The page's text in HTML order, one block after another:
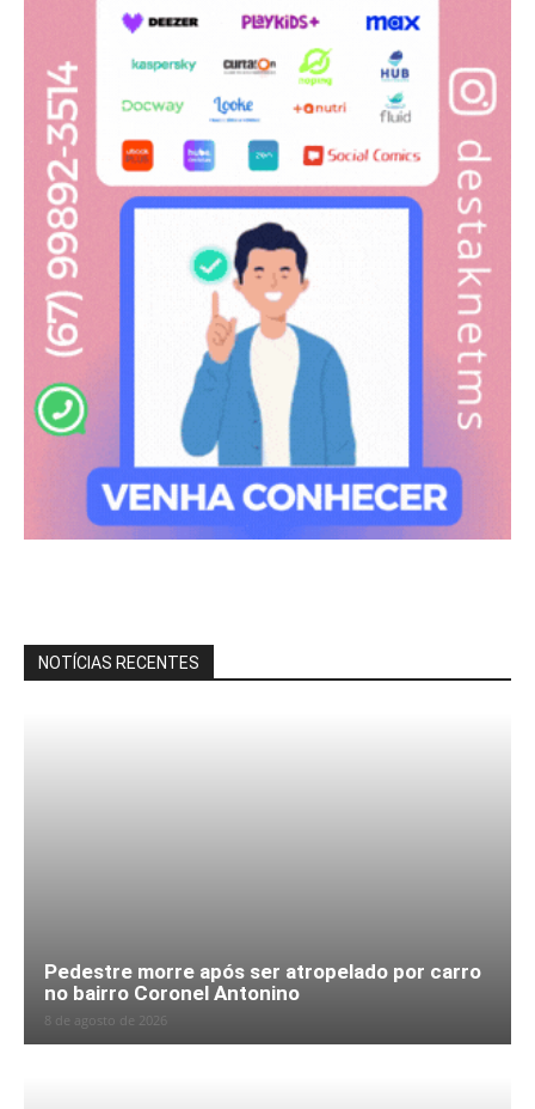
NOTÍCIAS RECENTES
Pedestre morre após ser atropelado por carro
no bairro Coronel Antonino
8 de agosto de 2026